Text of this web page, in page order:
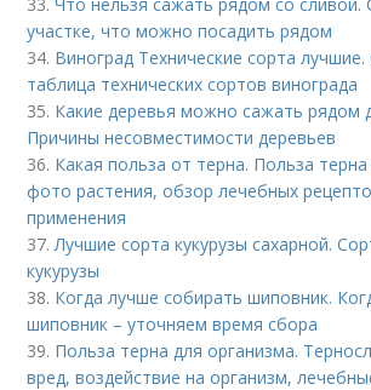
участке, что можно посадить рядом
34. Виноград Технические сорта
таблица технических сортов винограда
35. Какие деревья можно сажать рядом
Причины несовместимости деревьев
36. Какая польза от терна. Польза
фото растения, обзор лечебных
применения
37.Лучшие сорта кукурузы сахарной.
кукурузы
38. Когда лучше собирать шиповник.
шиповник – уточняем время сбора
39. Польза терна для организма.
вред, воздействие на организм,